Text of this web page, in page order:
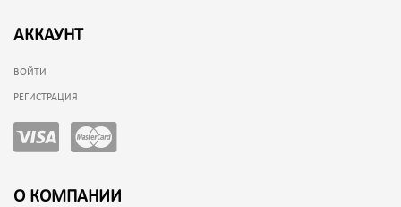
АККАУНТ
ВОЙТИ
РЕГИСТРАЦИЯ
О КОМПАНИИ